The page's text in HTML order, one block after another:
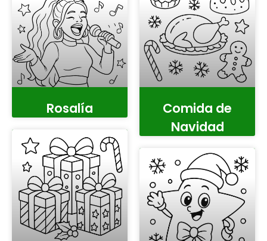
Rosalía
Comida de
Navidad